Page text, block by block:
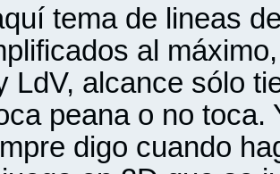
tema de lineas
al
LdV, alcance sólo
peana o no toca.
digo cuando